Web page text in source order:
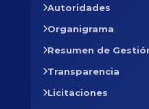
Autoridades
Organigrama
Resumen de
Transparencia
Licitaciones